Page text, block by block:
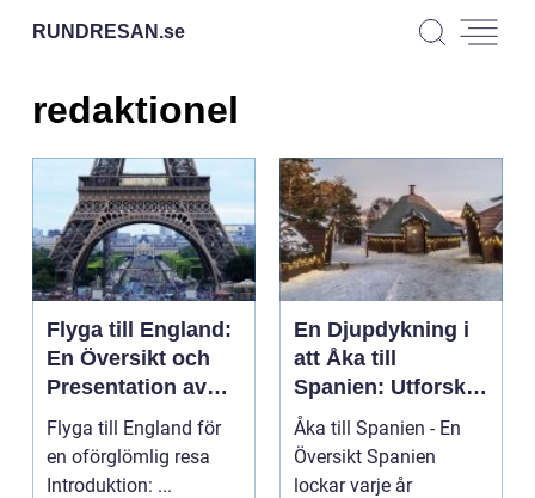
RUNDRESAN.se
redaktionel
Flyga till England:
En Översikt och
Presentation av
Resmöjligheter
Flyga till England för
en oförglömlig resa
Introduktion: ...
En Djupdykning i
att Åka till
Spanien: Utforska
det
Mångfacetterade
Spanien
Åka till Spanien - En
Översikt Spanien
lockar varje år